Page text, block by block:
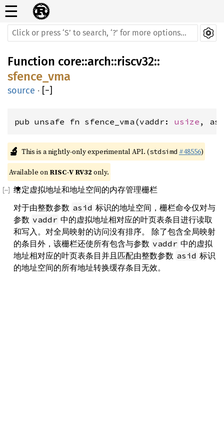
☰
Function core::arch::riscv32::
sfence_vma
source · [−]
pub unsafe fn sfence_vma(vaddr: usize ,
🔬 This is a nightly-only experimental API. (stdsimd #48556)
Available on RISC-V RV32 only.
给定虚拟地址和地址空间的内存管理栅栏
对于由整数参数 asid 标识的地址空间，栅栏命令仅对与
参数 vaddr 中的虚拟地址相对应的叶页表条目进行读取
和写入。对全局映射的访问没有排序。 除了包含全局映射
的条目外，该栅栏还使所有包含与参数 vaddr 中的虚拟
地址相对应的叶页表条目并且匹配由整数参数 asid 标识
的地址空间的所有地址转换缓存条目无效。